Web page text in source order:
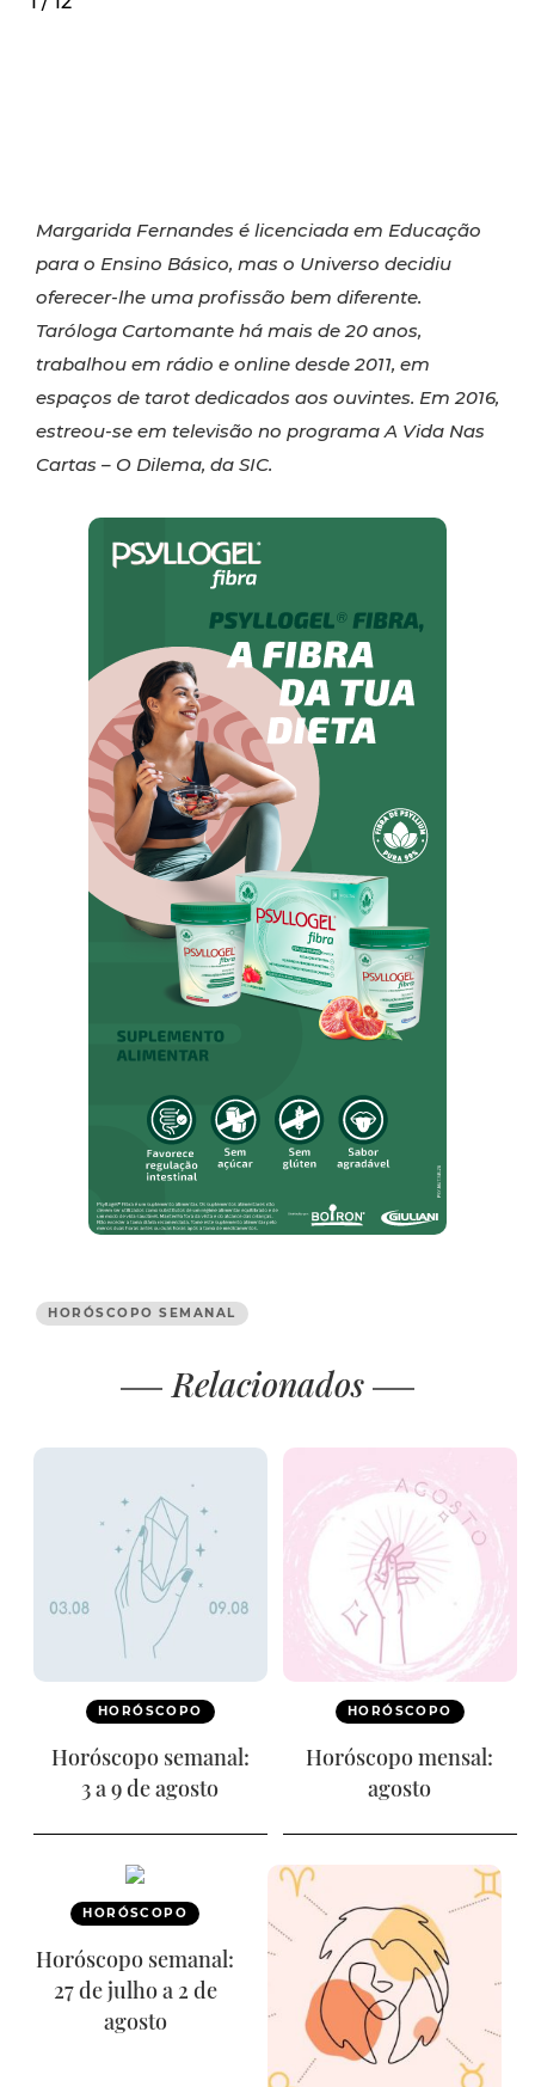
Margarida Fernandes é licenciada em Educação
para o Ensino Básico, mas o Universo decidiu
oferecer-lhe uma profissão bem diferente.
Taróloga Cartomante há mais de 20 anos,
trabalhou em rádio e online desde 2011, em
espaços de tarot dedicados aos ouvintes. Em 2016,
estreou-se em televisão no programa A Vida Nas
Cartas – O Dilema, da SIC.
HORÓSCOPO SEMANAL
Relacionados
HORÓSCOPO
Horóscopo semanal:
3 a 9 de agosto
HORÓSCOPO
Horóscopo mensal:
agosto
HORÓSCOPO
Horóscopo semanal:
27 de julho a 2 de
agosto